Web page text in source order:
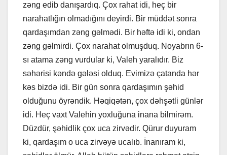
zəng edib danışardıq. Çox rahat idi, heç bir
narahatlığın olmadığını deyirdi. Bir müddət sonra
qardaşımdan zəng gəlmədi. Bir həftə idi ki, ondan
zəng gəlmirdi. Çox narahat olmuşduq. Noyabrın 6-
sı atama zəng vurdular ki, Valeh yaralıdır. Biz
səhərisi kəndə gələsi olduq. Evimizə çatanda hər
kəs bizdə idi. Bir gün sonra qardaşımın şəhid
olduğunu öyrəndik. Həqiqətən, çox dəhşətli günlər
idi. Heç vaxt Valehin yoxluğuna inana bilmirəm.
Düzdür, şəhidlik çox uca zirvədir. Qürur duyuram
ki, qardaşım o uca zirvəyə ucalıb. İnanıram ki,